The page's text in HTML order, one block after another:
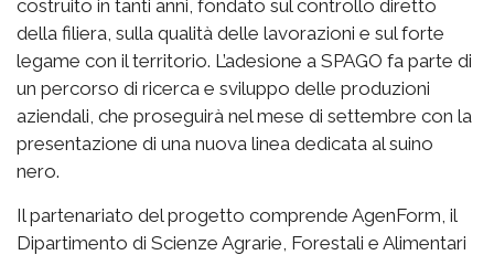
costruito in tanti anni, fondato sul controllo diretto
della filiera, sulla qualità delle lavorazioni e sul forte
legame con il territorio. L’adesione a SPAGO fa parte di
un percorso di ricerca e sviluppo delle produzioni
aziendali, che proseguirà nel mese di settembre con la
presentazione di una nuova linea dedicata al suino
nero.
Il partenariato del progetto comprende AgenForm, il
Dipartimento di Scienze Agrarie, Forestali e Alimentari